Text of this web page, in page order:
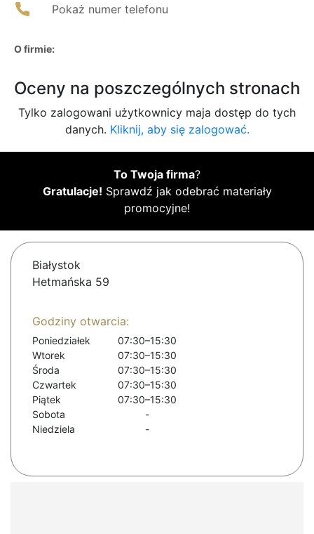
Pokaż numer telefonu
O firmie:
Oceny na poszczególnych stronach
Tylko zalogowani użytkownicy maja dostęp do tych
danych. Kliknij, aby się zalogować.
To Twoja firma?
Gratulacje! Sprawdź jak odebrać materiały
promocyjne!
Białystok
Hetmańska 59
Godziny otwarcia:
Poniedziałek
07:30–15:30
Wtorek
07:30–15:30
Środa
07:30–15:30
Czwartek
07:30–15:30
Piątek
07:30–15:30
Sobota
-
Niedziela
-